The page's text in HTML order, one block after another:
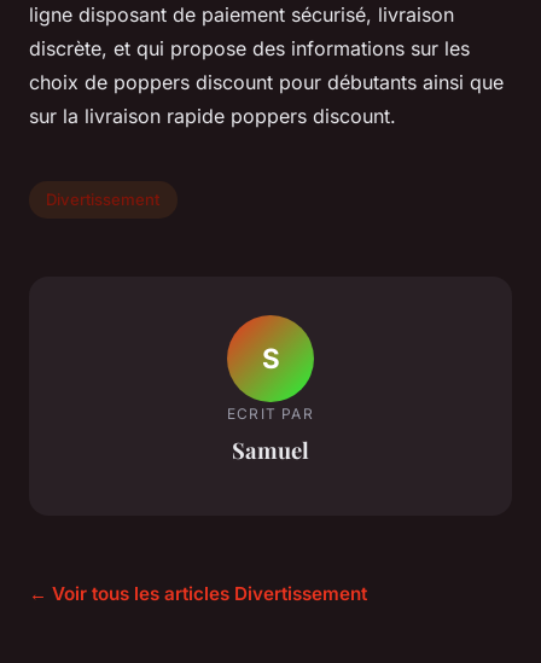
ligne disposant de paiement sécurisé, livraison
discrète, et qui propose des informations sur les
choix de poppers discount pour débutants ainsi que
sur la livraison rapide poppers discount.
Divertissement
S
ECRIT PAR
Samuel
← Voir tous les articles Divertissement